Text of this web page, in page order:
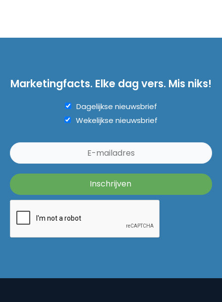
Marketingfacts. Elke dag vers. Mis niks!
Dagelijkse nieuwsbrief
Wekelijkse nieuwsbrief